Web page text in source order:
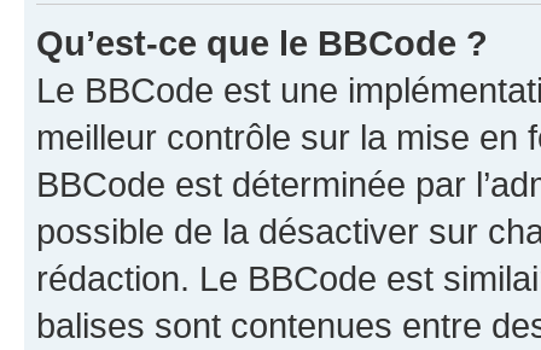
Qu’est-ce que le BBCode ?
Le BBCode est une
meilleur contrôle sur la mise en
BBCode est déterminée par
possible de la désactiver sur
rédaction. Le BBCode est
balises sont contenues entre